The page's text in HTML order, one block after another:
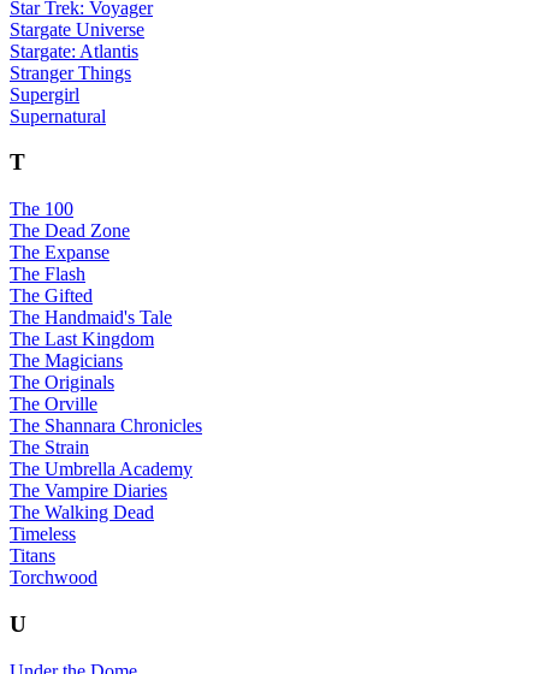
Star Trek: Voyager
Stargate Universe
Stargate: Atlantis
Stranger Things
Supergirl
Supernatural
T
The 100
The Dead Zone
The Expanse
The Flash
The Gifted
The Handmaid's Tale
The Last Kingdom
The Magicians
The Originals
The Orville
The Shannara Chronicles
The Strain
The Umbrella Academy
The Vampire Diaries
The Walking Dead
Timeless
Titans
Torchwood
U